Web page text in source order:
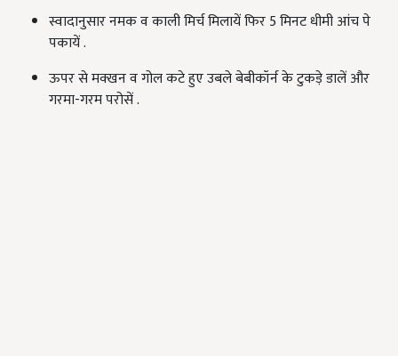
स्वादानुसार नमक व काली मिर्च मिलायें फिर 5 मिनट धीमी आंच पे
पकायें .
ऊपर से मक्खन व गोल कटे हुए उबले बेबीकॉर्न के टुकड़े डालें और
गरमा-गरम परोसें .